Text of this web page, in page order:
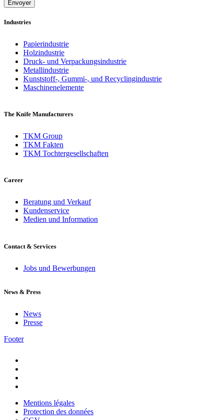
Industries
Papierindustrie
Holzindustrie
Druck- und Verpackungsindustrie
Metallindustrie
Kunststoff-, Gummi-, und Recyclingindustrie
Maschinenelemente
The Knife Manufacturers
TKM Group
TKM Fakten
TKM Tochtergesellschaften
Career
Beratung und Verkauf
Kundenservice
Medien und Information
Contact & Services
Jobs und Bewerbungen
News & Press
News
Presse
Footer
Mentions légales
Protection des données